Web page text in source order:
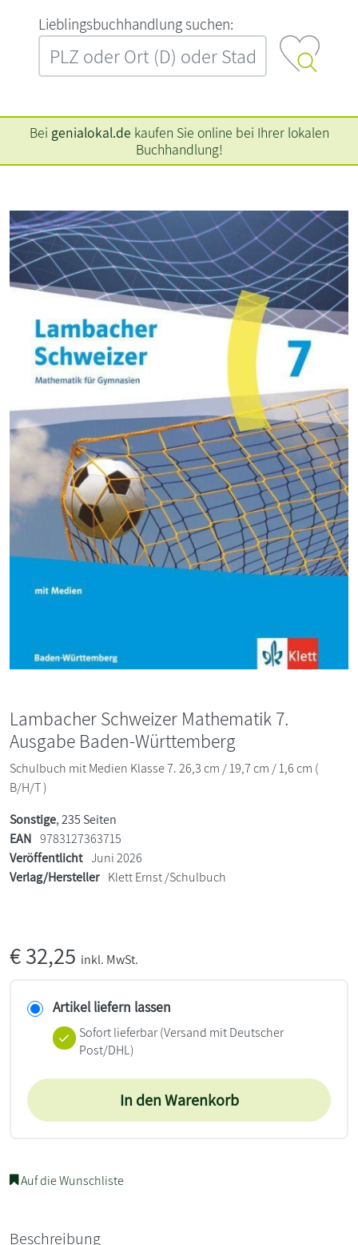
L‍i‍e‍b‍l‍i‍n‍g‍s‍b‍u‍c‍h‍h‍a‍n‍d‍l‍u‍n‍g‍ ‍s‍u‍c‍h‍e‍n‍:‍
Bei genialokal.de kaufen Sie online bei Ihrer lokalen
Buchhandlung!
Lambacher Schweizer Mathematik 7.
Ausgabe Baden-Württemberg
Schulbuch mit Medien Klasse 7. 26,3 cm / 19,7 cm / 1,6 cm (
B/H/T )
Sonstige, 235 Seiten
EAN 9783127363715
Veröffentlicht Juni 2026
Verlag/Hersteller Klett Ernst /Schulbuch
€32,25 inkl. MwSt.
Artikel liefern lassen
Sofort lieferbar(Versand mit Deutscher
Post/DHL)
In den Warenkorb
Auf die Wunschliste
Beschreibung